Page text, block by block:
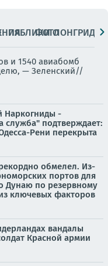
ПАБЛИКИ
ФОТОЛОНГРИДЫ
и 1540 авиабомб
— Зеленский//
Наркогниды -
подтверждает:
Рени перекрыта
обмелел. Из-
портов для
Дунаю по резервному
ключевых факторов
вандалы
Красной армии